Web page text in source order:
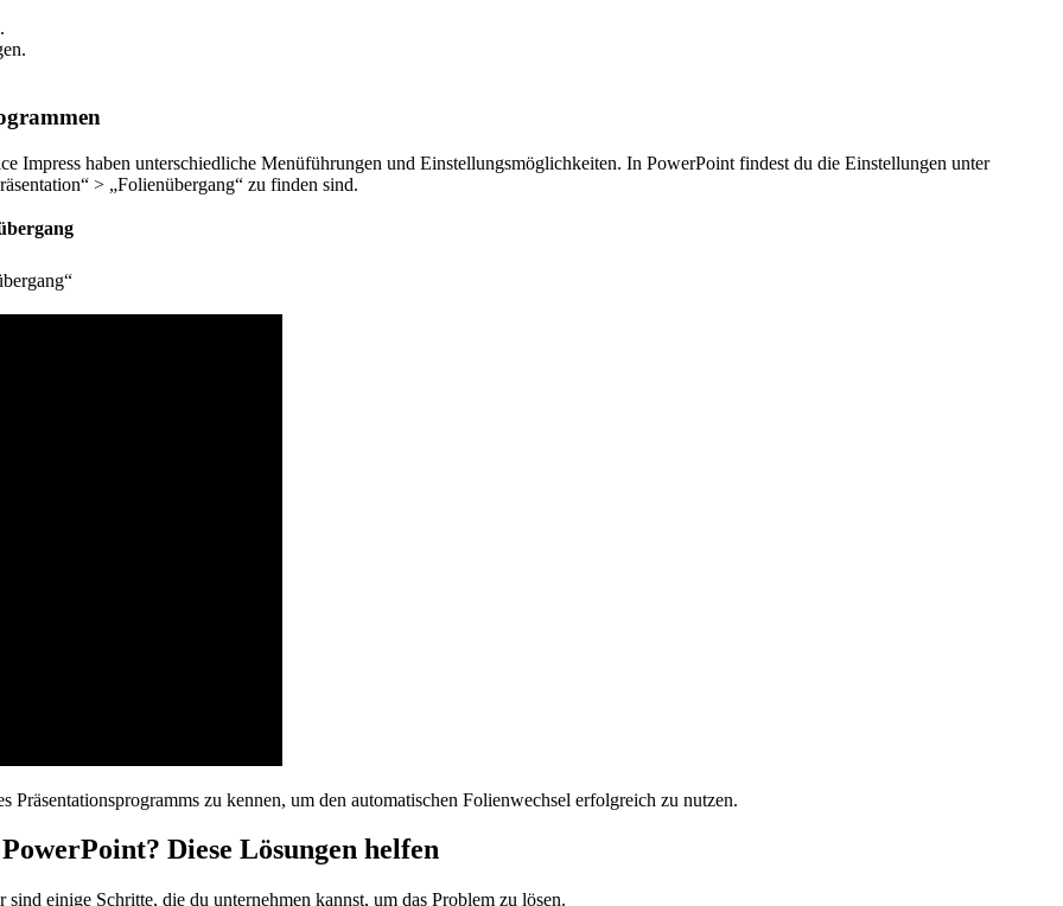
Impress haben unterschiedliche Menüführungen und Einstellungsmöglichkeiten. In PowerPoint findest du die Einstellungen unter
> „Folienübergang“ zu finden sind.
zu kennen, um den automatischen Folienwechsel erfolgreich zu nutzen.
Diese Lösungen helfen
einige Schritte, die du unternehmen kannst, um das Problem zu lösen.